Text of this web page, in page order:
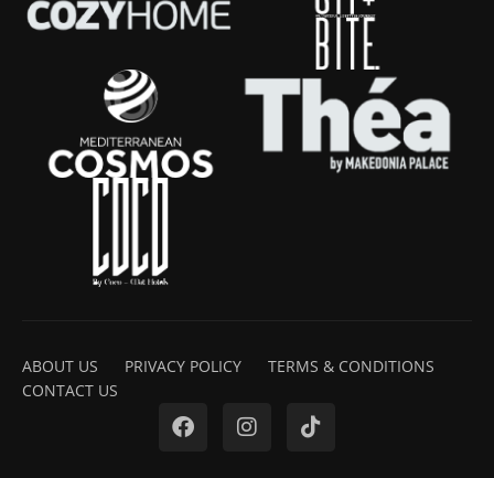
ABOUT US PRIVACY POLICY
TERMS & CONDITIONS
CONTACT US